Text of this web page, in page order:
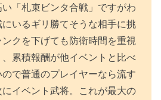
「札束ビンタ合戦」ですがわ
いるギリ勝てそうな相手に挑
クを下げても防衛時間を重視
累積報酬が他イベントと比べ
で普通のプレイヤーなら流す
イベント武将。これが最大の